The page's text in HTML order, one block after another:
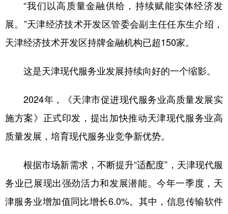
“我们以高质量金融供给，持续赋能实体经济发
展。”天津经济技术开发区管委会副主任任东生介绍，
天津经济技术开发区持牌金融机构已超150家。
这是天津现代服务业发展持续向好的一个缩影。
2024年，《天津市促进现代服务业高质量发展实
施方案》正式印发，提出加快推动天津现代服务业高
质量发展，培育现代服务业竞争新优势。
根据市场新需求，不断提升“适配度”，天津现代服
务业已展现出强劲活力和发展潜能。今年一季度，天
津服务业增加值同比增长6.0%。其中，信息传输软件